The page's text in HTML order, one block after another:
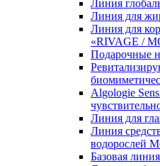
Линия
Линия для
Линия для
«RIVAGE /
Подарочные
Algologie
Линия для
Линия
водорослей
Базовая